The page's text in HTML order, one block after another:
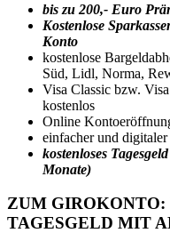
bis zu 200,- Euro
Kostenlose
Konto
kostenlose
Süd, Lidl, Norma,
Visa Classic bzw.
kostenlos
Online
einfacher und
kostenloses
Monate)
ZUM GIROKONTO:
TAGESGELD MIT